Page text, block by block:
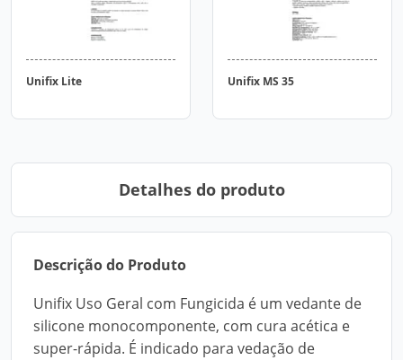
Unifix Lite Unifix MS 35
Detalhes do produto
Descrição do Produto
Unifix Uso Geral com Fungicida é um vedante de
silicone monocomponente, com cura acética e
super-rápida. É indicado para vedação de